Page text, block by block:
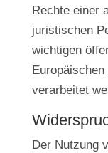
Rechte einer
juristischen
wichtigen
verarbeitet
Der Nutzung